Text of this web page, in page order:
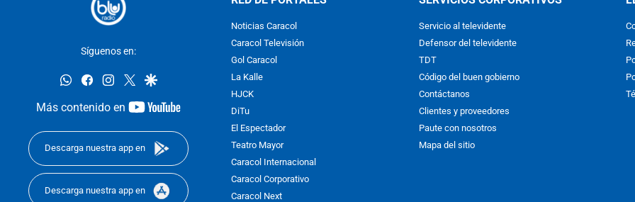
Síguenos en:
whatsappfacebookinstagram
twittergoogle
Más contenido en
youtube-
Descarga nuestra app en
Descarga nuestra app en
Noticias Caracol
Caracol Televisión
Gol Caracol
La Kalle
HJCK
DiTu
El Espectador
Teatro Mayor
Caracol Internacional
Caracol Corporativo
Caracol Next
Servicio al televidente
Defensor del televidente
TDT
Código del buen gobierno
Contáctanos
Clientes y proveedores
Paute con nosotros
Mapa del sitio